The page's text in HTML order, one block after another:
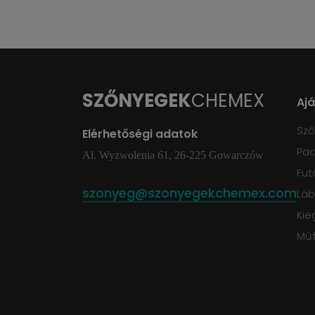
SZŐNYEGEKCHEMEX
Elérhetőségi adatok
Al. Wyzwolenia 61, 26-225 Gowarczów
szonyeg@szonyegekchemex.com